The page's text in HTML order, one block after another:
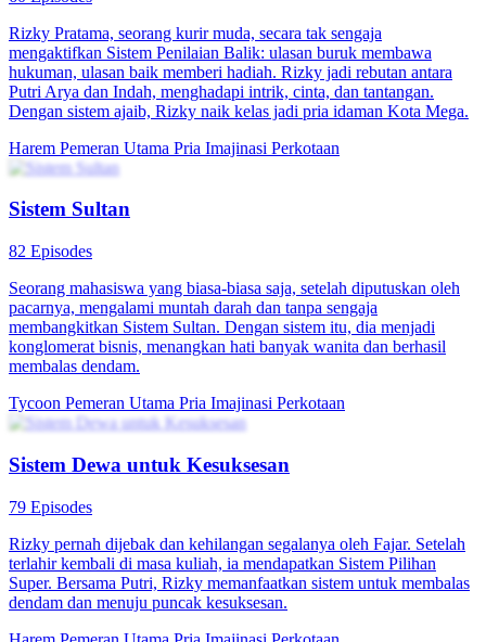
80 Episodes
Pemuda pengangguran Sadana secara tak sengaja mendapatkan
Sistem Investasi Sakti, namun tak punya modal. Saat berusaha
meminjam uang, ia terus ditolak. Untung ada Binar, primadona
sekelas Sadana, yang meminjaminya 200 juta. Dengan bantuan
sistem itu, Sadana pun sukses besar dan jadi orang kaya.
Imajinasi Perkotaan
63 Episodes
Setelah segalanya direbut oleh Putri Indah lewat sistem tukar, Putri
Ayu terlahir kembali. Dengan sistem tukar-balik, ia melawan
kecurangan dan favoritisme, membuktikan kecerdasannya dengan
nilai ujian tertinggi. Putri Ayu akhirnya membongkar kedok Putri
Indah, meraih pengakuan akademik, dan memilih jalan hidup yang
gemilang.
Ayah Keren dan Sistem Juara
84 Episodes
Demi menyelamatkan ibunya, Indah dan ayahnya, Budi, terikat